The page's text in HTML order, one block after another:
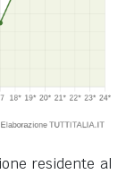
residente al